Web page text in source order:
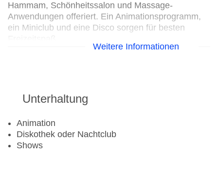
Hammam, Schönheitssalon und Massage-
Anwendungen offeriert. Ein Animationsprogramm,
ein Miniclub und eine Disco sorgen für besten
Tauchschule: gegen Gebühr
Wasserski: gegen Gebühr
Windsurfen: gegen Gebühr
Weitere Informationen
Unterhaltung
Animation
Diskothek oder Nachtclub
Shows